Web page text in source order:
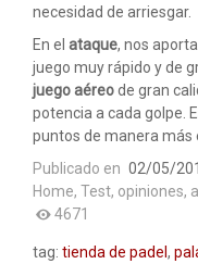
necesidad de arriesgar.
En el ataque, nos
juego muy rápido y de
juego aéreode gran
potencia a cada golpe.
puntos de manera más
Publicado en 02/05/
Home, Test, opiniones,
4671
tag: tienda de padel,